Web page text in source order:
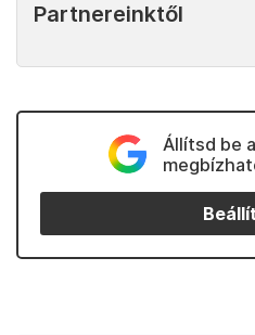
Partnereinktől
Állítsd be